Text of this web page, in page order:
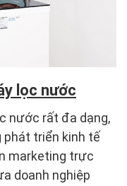
lọc nước
nước rất đa dạng,
phát triển kinh tế
marketing trực
doanh nghiệp